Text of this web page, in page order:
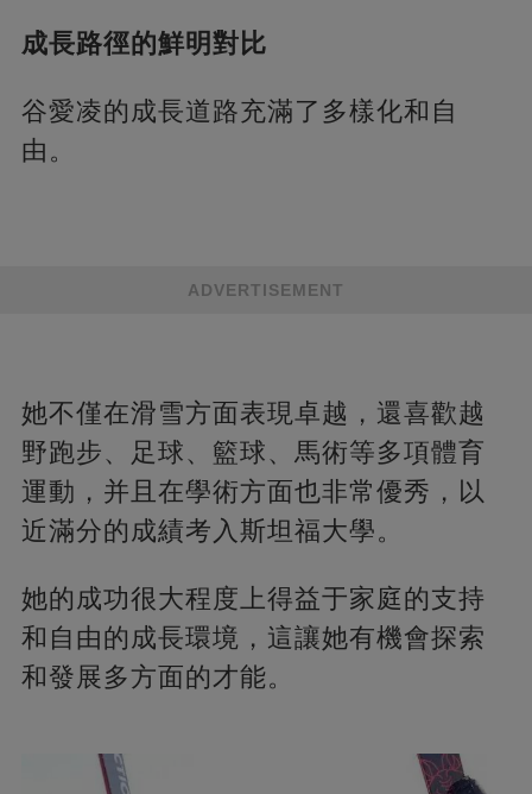
成長路徑的鮮明對比
谷愛凌的成長道路充滿了多樣化和自
由。
ADVERTISEMENT
她不僅在滑雪方面表現卓越，還喜歡越
野跑步、足球、籃球、馬術等多項體育
運動，并且在學術方面也非常優秀，以
近滿分的成績考入斯坦福大學。
她的成功很大程度上得益于家庭的支持
和自由的成長環境，這讓她有機會探索
和發展多方面的才能​​​​。